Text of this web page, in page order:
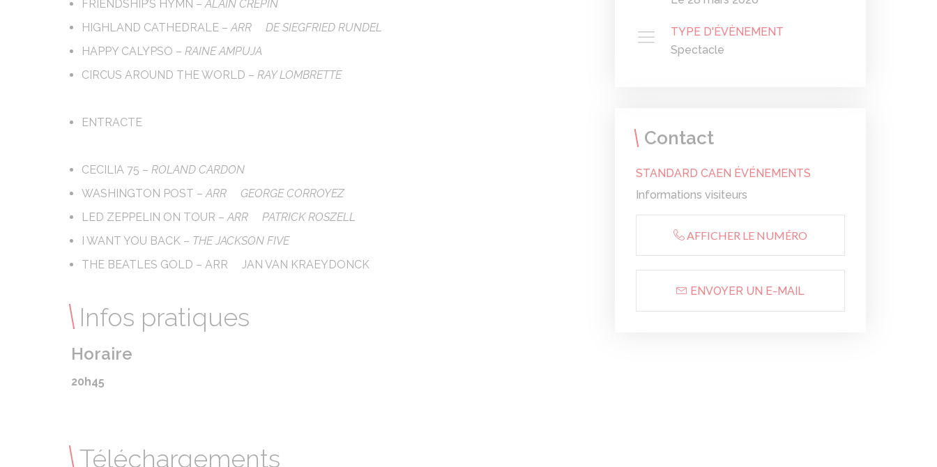
FRIENDSHIP’S HYMN –ALAIN CREPIN
HIGHLAND CATHEDRALE –ARR
DE SIEGFRIED RUNDEL
HAPPY CALYPSO – RAINE AMPUJA
CIRCUS AROUND THE WORLD – RAY LOMBRETTE
ENTRACTE
CECILIA 75 – ROLAND CARDON
WASHINGTON POST –ARR GEORGE CORROYEZ
LED ZEPPELIN ON TOUR –ARR
PATRICK ROSZELL
I WANT YOU BACK – THE JACKSON FIVE
THE BEATLES GOLD – ARR
JAN VAN KRAEYDONCK
Infos pratiques
Horaire
20h45
Téléchargements
TYPE D'ÉVÈNEMENT
Spectacle
Contact
STANDARD CAEN ÉVÉNEMENTS
Informations visiteurs
AFFICHER LE NUMÉRO
ENVOYER UN E-MAIL